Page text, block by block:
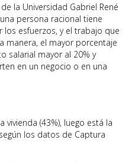
la Universidad Gabriel René
persona racional tiene
esfuerzos, y el trabajo que
manera, el mayor porcentaje
salarial mayor al 20% y
en un negocio o en una
(43%), luego está la
los datos de Captura